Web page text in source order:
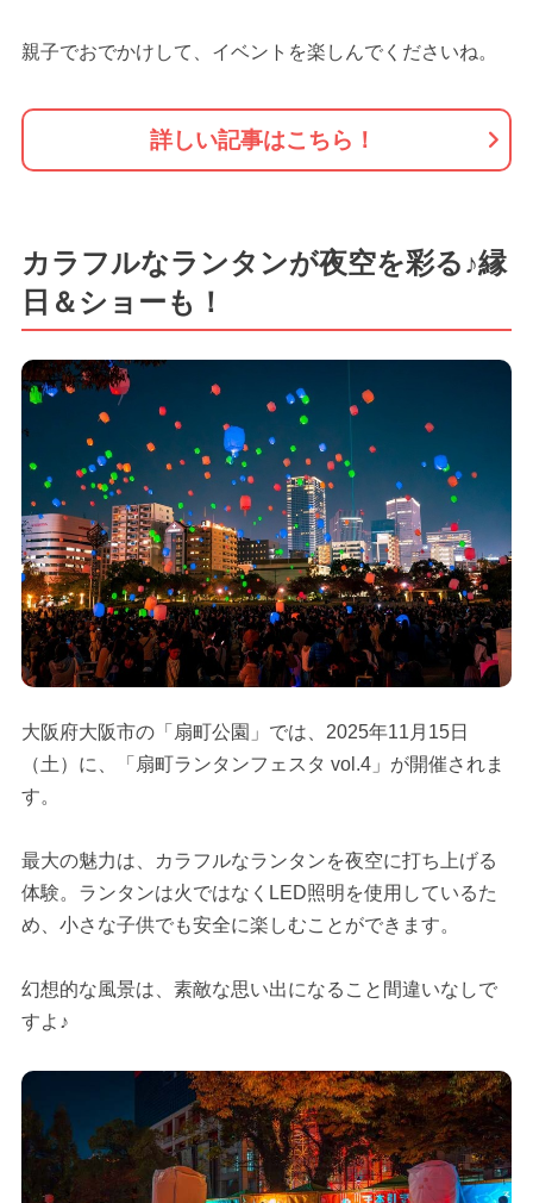
親子でおでかけして、イベントを楽しんでくださいね。
詳しい記事はこちら！
カラフルなランタンが夜空を彩る♪縁
日＆ショーも！
大阪府大阪市の「扇町公園」では、2025年11月15日
（土）に、「扇町ランタンフェスタ vol.4」が開催されま
す。
最大の魅力は、カラフルなランタンを夜空に打ち上げる
体験。ランタンは火ではなくLED照明を使用しているた
め、小さな子供でも安全に楽しむことができます。
幻想的な風景は、素敵な思い出になること間違いなしで
すよ♪